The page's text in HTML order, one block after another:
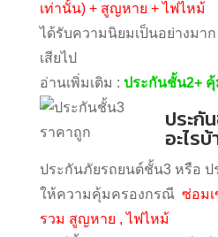
ได้รับความนิยมเป็นอย่างมาก
เสียไป
อ่านเพิ่มเติม :
ประกั
อะไรบ้
ประกันภัยรถยนต์ชั้น3 หรือ ป
ให้ความคุ้มครองกรณีซ่อมเ
รวม สูญหาย , ไฟไหม้
กรณีนี้จะซ่อมแซม คู่กรณี เพีย